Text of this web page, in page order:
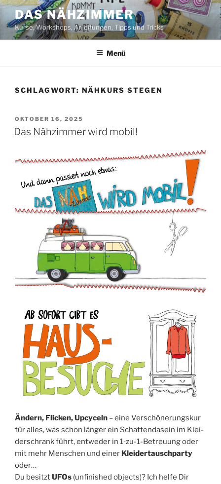
Zum
Inhalt
springen
DAS NÄHZIMMER
Kurse, Workshops, Anleitungen, Tipps und Tricks
Menü
SCHLAGWORT: NÄHKURS STEGEN
VERÖFFENTLICHT
AM
OKTOBER 16, 2025
Das Nähzimmer wird mobil!
Ändern, Fli­cken, Upcy­celn – eine Ver­schö­ne­rungs­kur
für alles, was schon län­ger ein Schat­ten­da­sein im Klei­
der­schrank führt, ent­we­der in 1‑zu-1-Betreu­ung oder
mit mehr Men­schen und einer Klei­der­tausch­par­ty
oder…
Du besitztUFOs (unfi­nis­hed objects)? Ich hel­fe Dir